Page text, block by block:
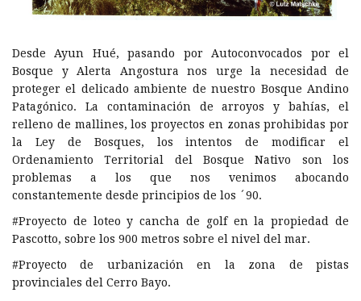
Desde Ayun Hué, pasando por Autoconvocados por el
Bosque y Alerta Angostura nos urge la necesidad de
proteger el delicado ambiente de nuestro Bosque Andino
Patagónico. La contaminación de arroyos y bahías, el
relleno de mallines, los proyectos en zonas prohibidas por
la Ley de Bosques, los intentos de modificar el
Ordenamiento Territorial del Bosque Nativo son los
problemas a los que nos venimos abocando
constantemente desde principios de los ´90.
#Proyecto de loteo y cancha de golf en la propiedad de
Pascotto, sobre los 900 metros sobre el nivel del mar.
#Proyecto de urbanización en la zona de pistas
provinciales del Cerro Bayo.